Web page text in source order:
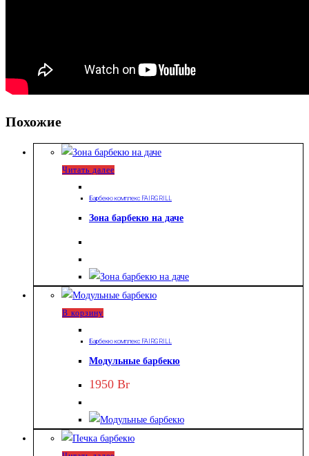
Похожие
Читать далее
Барбекю комплекс FAIRGRILL
Зона барбекю на даче
В корзину
Барбекю комплекс FAIRGRILL
Модульные барбекю
1950 Br